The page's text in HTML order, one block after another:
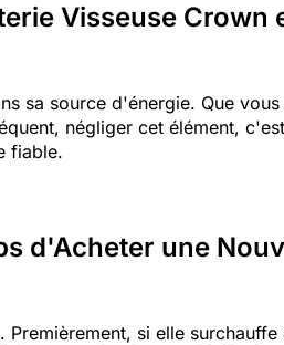
Visseuse Crown
sa source d'énergie. Que
négliger cet élément,
fiable.
d'Acheter une
Premièrement, si elle